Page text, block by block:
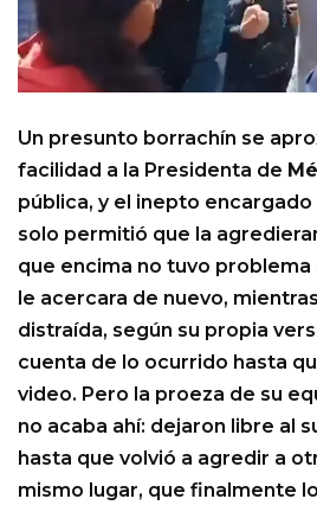
Un presunto borrachín se
facilidad a la Presidenta de
pública, y el inepto
solo permitió que la
que encima no tuvo problema
le acercara de nuevo,
distraída, según su propia
cuenta de lo ocurrido hasta
video. Pero la proeza de su
no acaba ahí: dejaron libre al
hasta que volvió a agredir a
mismo lugar, que finalmente